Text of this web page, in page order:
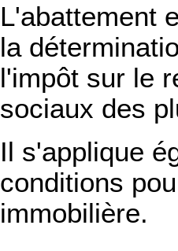
L'abattement
la
l'impôt sur le
sociaux des
Il s'applique
conditions
immobilière.